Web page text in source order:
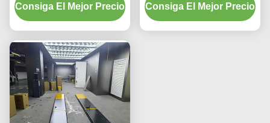
elevación suave
Consiga El Mejor Precio
alineación y el
mantenimiento
Consiga El Mejor Precio